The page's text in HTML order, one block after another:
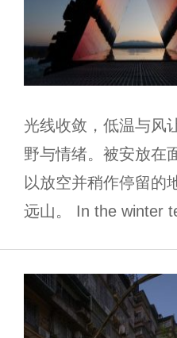
光线收敛，低温与风
野与情绪。被安放在
以放空并稍作停留的
远山。 In the winter